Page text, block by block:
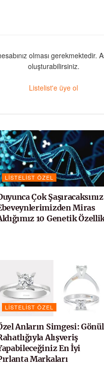
olması gerekmektedir.
oluşturabilirsiniz.
Listelist'e üye ol
LISTELIST ÖZEL
Çok
Miras
10 Genetik
LISTELIST ÖZEL
Anların Simgesi: Gönül
Alışveriş
En İyi
Markaları